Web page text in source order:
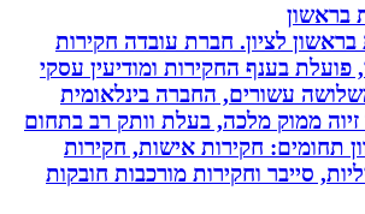
לציון. חברת עובדה חקירות
בענף החקירות ומודיעין עסקי
עשורים, החברה בינלאומית
ממוק מלכה, בעלת וותק רב בתחום
חקירות אישות, חקירות
וחקירות מורכבות חובקות